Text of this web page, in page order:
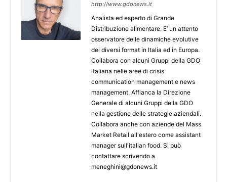
http://www.gdonews.it
Analista ed esperto di Grande
Distribuzione alimentare. E’ un attento
osservatore delle dinamiche evolutive
dei diversi format in Italia ed in Europa.
Collabora con alcuni Gruppi della GDO
italiana nelle aree di crisis
communication management e news
management. Affianca la Direzione
Generale di alcuni Gruppi della GDO
nella gestione delle strategie aziendali.
Collabora anche con aziende del Mass
Market Retail all'estero come assistant
manager sull'italian food. Si può
contattare scrivendo a
meneghini@gdonews.it